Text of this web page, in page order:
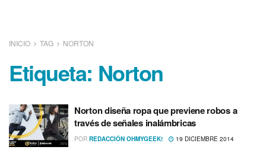
INICIO TAG NORTON
Etiqueta: Norton
Norton diseña ropa que previene robos a
través de señales inalámbricas
POR REDACCIÓN OHMYGEEK! 19 DICIEMBRE 2014